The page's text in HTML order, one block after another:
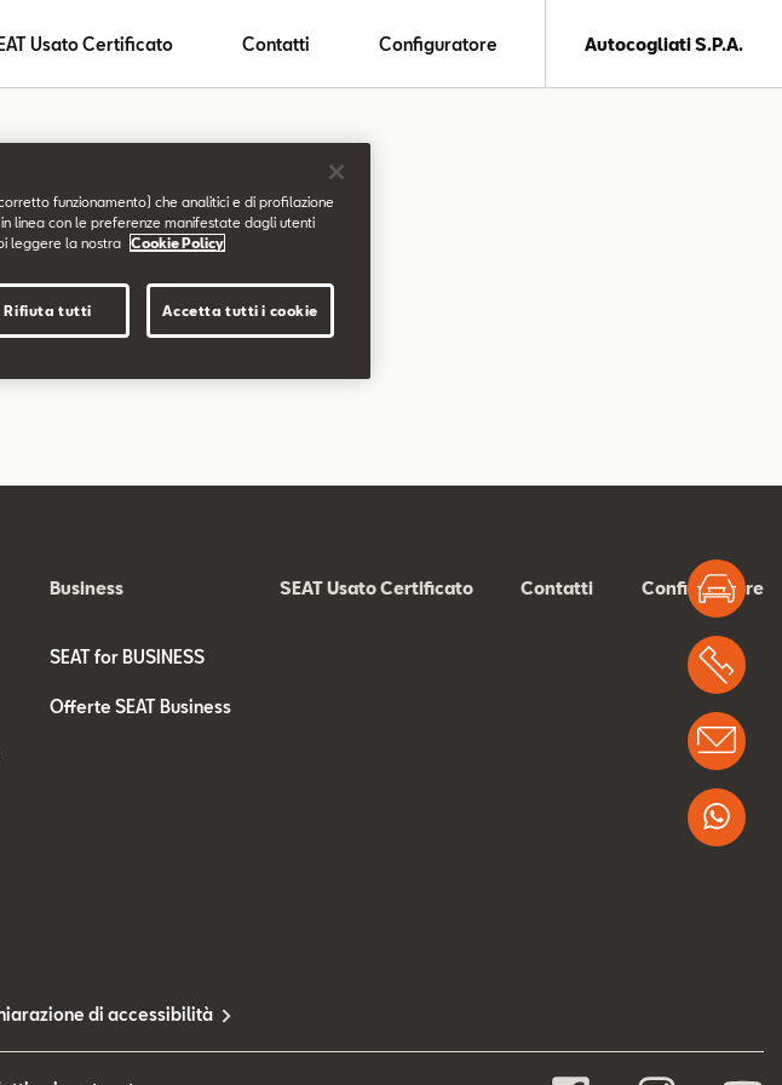
Usato Certificato Contatti Configuratore Autocogliati S.P.A.
Business
SEAT for BUSINESS
Offerte SEAT Business
SEAT Usato Certificato Contatti Configuratore
di accessibilità
funzionamento) che analitici e di profilazione
linea con le preferenze manifestate dagli utenti
leggere la nostra
Cookie Policy
Rifiuta tutti Accetta tutti i cookie